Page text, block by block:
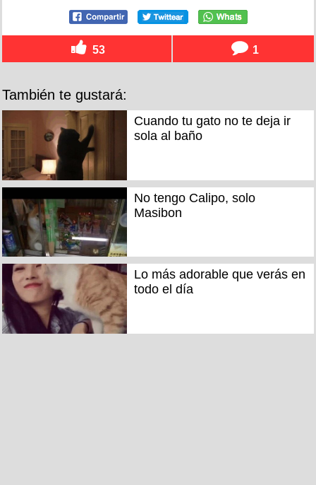
53 1
También te gustará:
Cuando tu gato no te deja ir
sola al baño
No tengo Calipo, solo
Masibon
Lo más adorable que verás en
todo el día